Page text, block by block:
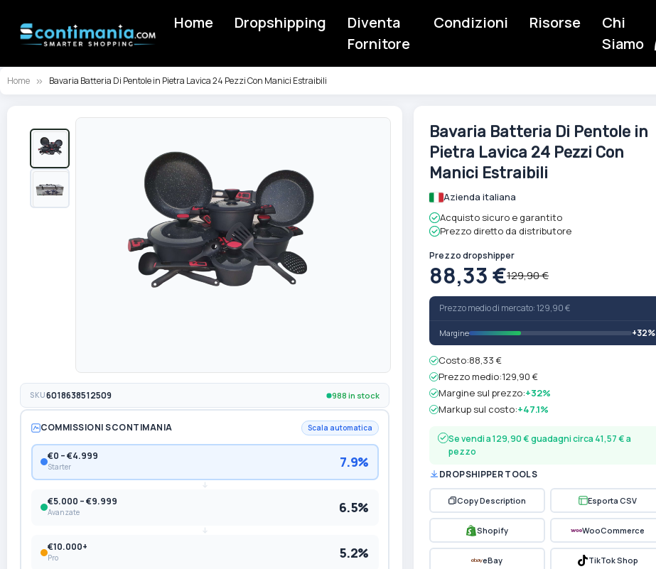
Home Dropshipping
Diventa
Fornitore
Condizioni Risorse
Chi
Siamo
Home Bavaria Batteria Di Pentole in Pietra Lavica 24 Pezzi Con Manici Estraibili
della
galleria
Vai
immagini
SKU6018638512509 988 in stock
COMMISSIONI SCONTIMANIA Scala automatica
€0 – €4.999
Starter 7.9%
€5.000 – €9.999
Avanzate 6.5%
€10.000+
Pro 5.2%
Bavaria Batteria Di Pentole in
Pietra Lavica 24 Pezzi Con
Manici Estraibili
Azienda italiana
Acquisto sicuro e garantito
Prezzo diretto da distributore
Prezzo dropshipper
88,33 €129,90 €
Prezzo medio di mercato: 129,90 €
Margine +32%
Costo:88,33 €
Prezzo medio:129,90 €
Margine sul prezzo:+32%
Markup sul costo:+47.1%
Se vendi a 129,90 € guadagni circa 41,57 € a
pezzo
DROPSHIPPER TOOLS
Copy Description Esporta CSV
Shopify WooCommerce
eBay TikTok Shop